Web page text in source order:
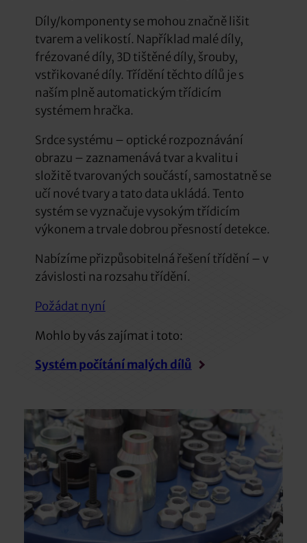
Díly/komponenty se mohou značně lišit
tvarem a velikostí. Například malé díly,
frézované díly, 3D tištěné díly, šrouby,
vstřikované díly. Třídění těchto dílů je s
naším plně automatickým třídicím
systémem hračka.
Srdce systému – optické rozpoznávání
obrazu – zaznamenává tvar a kvalitu i
složitě tvarovaných součástí, samostatně se
učí nové tvary a tato data ukládá. Tento
systém se vyznačuje vysokým třídicím
výkonem a trvale dobrou přesností detekce.
Nabízíme přizpůsobitelná řešení třídění – v
závislosti na rozsahu třídění.
Požádat nyní
Mohlo by vás zajímat i toto:
Systém počítání malých dílů